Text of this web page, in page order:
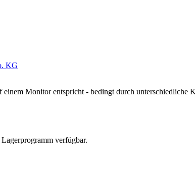
KG
Monitor entspricht - bedingt durch
verfügbar.